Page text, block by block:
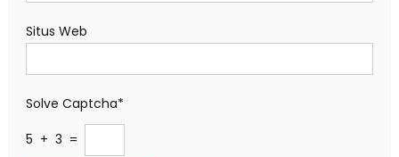
Situs Web
Solve Captcha*
5 + 3 =